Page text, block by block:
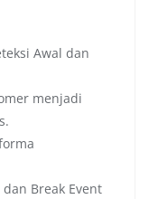
Awal dan
menjadi
Break Event